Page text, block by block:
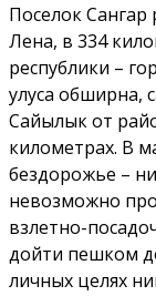
Поселок
Лена, в 334
республики –
улуса обширна,
Сайылык от
километрах. В
бездорожье –
невозможно
взлетно-
дойти пешком
личных целях